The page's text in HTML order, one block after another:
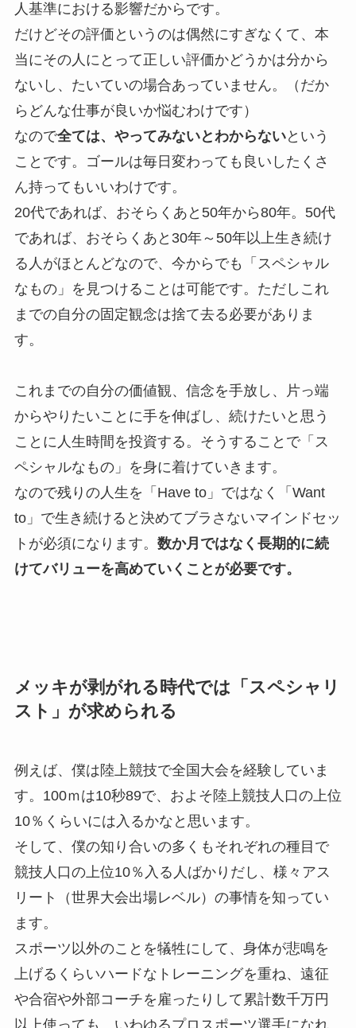
人基準における影響だからです。
だけどその評価というのは偶然にすぎなくて、本
当にその人にとって正しい評価かどうかは分から
ないし、たいていの場合あっていません。（だか
らどんな仕事が良いか悩むわけです）
なので全ては、やってみないとわからないという
ことです。ゴールは毎日変わっても良いしたくさ
ん持ってもいいわけです。
20代であれば、おそらくあと50年から80年。50代
であれば、おそらくあと30年～50年以上生き続け
る人がほとんどなので、今からでも「スペシャル
なもの」を見つけることは可能です。ただしこれ
までの自分の固定観念は捨て去る必要がありま
す。
これまでの自分の価値観、信念を手放し、片っ端
からやりたいことに手を伸ばし、続けたいと思う
ことに人生時間を投資する。そうすることで「ス
ペシャルなもの」を身に着けていきます。
なので残りの人生を「Have to」ではなく「Want
to」で生き続けると決めてブラさないマインドセッ
トが必須になります。 数か月ではなく長期的に続
けてバリューを高めていくことが必要です。
メッキが剥がれる時代では「スペシャリ
スト」が求められる
例えば、僕は陸上競技で全国大会を経験していま
す。100ｍは10秒89で、およそ陸上競技人口の上位
10％くらいには入るかなと思います。
そして、僕の知り合いの多くもそれぞれの種目で
競技人口の上位10％入る人ばかりだし、様々アス
リート（世界大会出場レベル）の事情を知ってい
ます。
スポーツ以外のことを犠牲にして、身体が悲鳴を
上げるくらいハードなトレーニングを重ね、遠征
や合宿や外部コーチを雇ったりして累計数千万円